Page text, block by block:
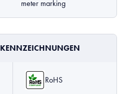
meter marking
RoHS